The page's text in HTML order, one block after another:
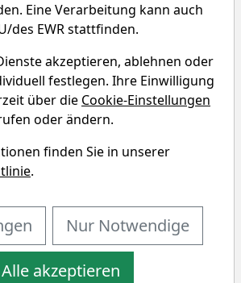
SAIC WKN A1W5U2
International
im Vergleich
von Unternehmen
Sektor, der "Information
Branche und den wichtigsten
Eine Verarbeitung kann auch
des EWR stattfinden.
akzeptieren, ablehnen oder
festlegen. Ihre Einwilligung
über die Cookie-Einstellungen
oder ändern.
finden Sie in unserer
.
Nur Notwendige
Alle akzeptieren